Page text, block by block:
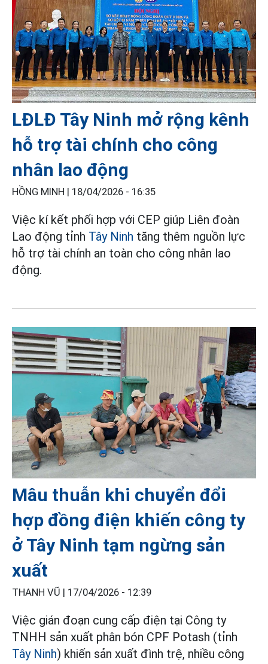
LĐLĐ Tây Ninh mở rộng kênh
hỗ trợ tài chính cho công
nhân lao động
HỒNG MINH | 18/04/2026 - 16:35
Việc kí kết phối hợp với CEP giúp Liên đoàn
Lao động tỉnh Tây Ninh tăng thêm nguồn lực
hỗ trợ tài chính an toàn cho công nhân lao
động.
Mâu thuẫn khi chuyển đổi
hợp đồng điện khiến công ty
ở Tây Ninh tạm ngừng sản
xuất
THANH VŨ | 17/04/2026 - 12:39
Việc gián đoạn cung cấp điện tại Công ty
TNHH sản xuất phân bón CPF Potash (tỉnh
Tây Ninh) khiến sản xuất đình trệ, nhiều công